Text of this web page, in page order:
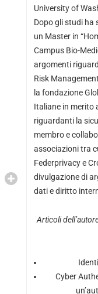
University of
Dopo gli studi ha
un Master in
Campus Bio-
argomenti
Risk
la fondazione
Italiane in merito
riguardanti la
membro e
associazioni tra
Federprivacy e
divulgazione di
dati e diritto
Articoli
Cyber